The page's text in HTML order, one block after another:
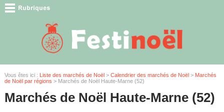
Vous êtes ici : Liste des marchés de Noël> Calendrier des marchés de Noël> Marchés
de Noël par régions > Marchés de Noël Haute-Marne (52)
Marchés de Noël Haute-Marne (52)